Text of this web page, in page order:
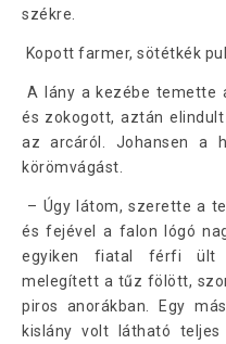
székre.
Kopott farmer, sötétkék
A lány a kezébe temette
és zokogott, aztán
az arcáról. Johansen a
körömvágást.
– Úgy látom, szerette a
és fejével a falon lógó
egyiken fiatal férfi ült
melegített a tűz fölött,
piros anorákban. Egy
kislány volt látható